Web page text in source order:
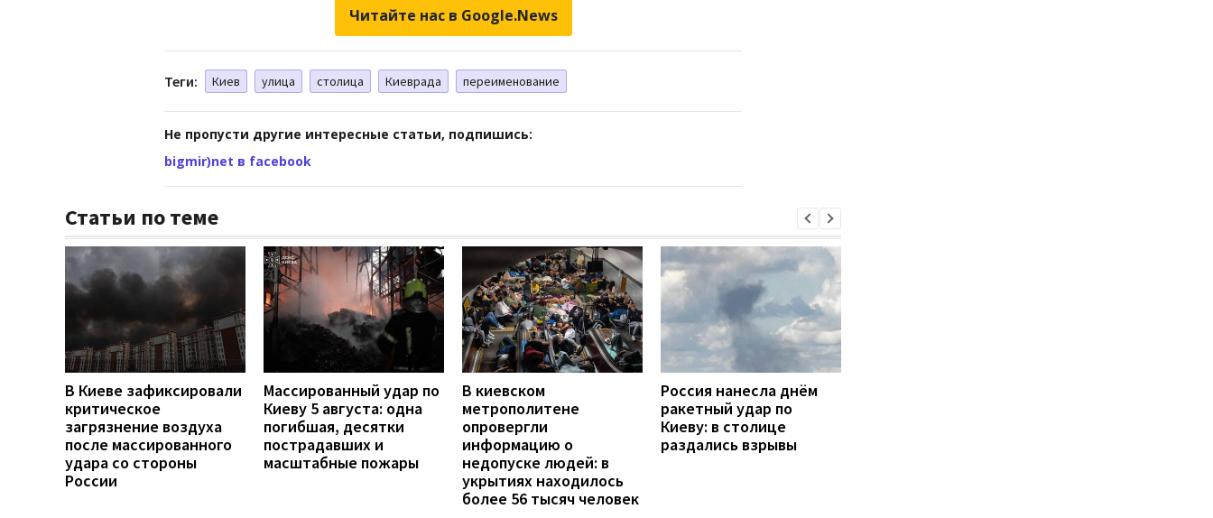
Читайте нас в Google.News
Теги: Киев улица столица Киеврада переименование
Не пропусти другие интересные статьи, подпишись:
bigmir)net в facebook
Статьи по теме
В Киеве зафиксировали
критическое
загрязнение воздуха
после массированного
удара со стороны
России
Массированный удар по
Киеву 5 августа: одна
погибшая, десятки
пострадавших и
масштабные пожары
В киевском
метрополитене
опровергли
информацию о
недопуске людей: в
укрытиях находилось
более 56 тысяч человек
Россия нанесла днём
ракетный удар по
Киеву: в столице
раздались взрывы